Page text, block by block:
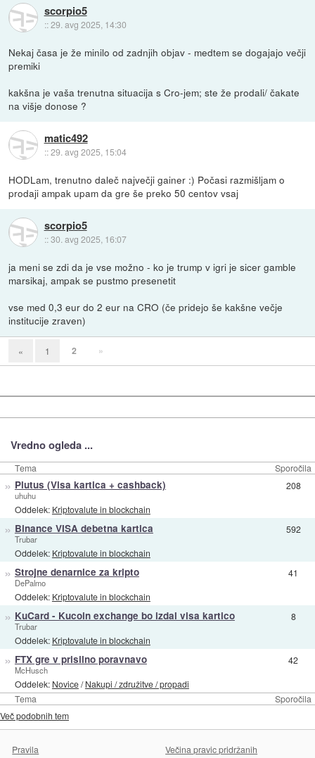
scorpio5
::29. avg 2025, 14:30
Nekaj časa je že minilo od zadnjih objav - medtem se dogajajo večji
premiki
kakšna je vaša trenutna situacija s Cro-jem; ste že prodali/ čakate
na višje donose ?
matic492
::29. avg 2025, 15:04
HODLam, trenutno daleč največji gainer :) Počasi razmišljam o
prodaji ampak upam da gre še preko 50 centov vsaj
scorpio5
::30. avg 2025, 16:07
ja meni se zdi da je vse možno - ko je trump v igri je sicer gamble
marsikaj, ampak se pustmo presenetit
vse med 0,3 eur do 2 eur na CRO (če pridejo še kakšne večje
institucije zraven)
« 1 2 »
Vredno ogleda ...
Tema Sporočila
Tema Sporočila
» Plutus (Visa kartica + cashback)
uhuhu
Oddelek: Kriptovalute in blockchain
208
» Binance VISA debetna kartica
Trubar
Oddelek: Kriptovalute in blockchain
592
» Strojne denarnice za kripto
DePalmo
Oddelek: Kriptovalute in blockchain
41
» KuCard - Kucoin exchange bo izdal visa kartico
Trubar
Oddelek: Kriptovalute in blockchain
8
» FTX gre v prisilno poravnavo
McHusch
Oddelek: Novice/Nakupi / združitve / propadi
42
Več podobnih tem
Pravila Večina pravic pridržanih